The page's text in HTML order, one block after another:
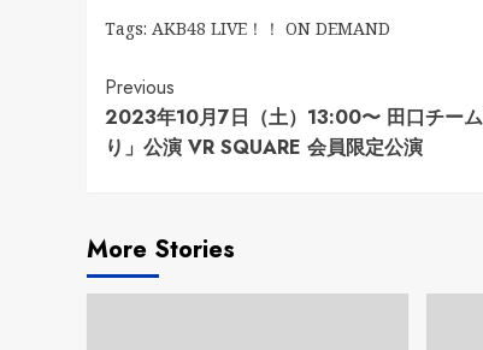
Tags: AKB48 LIVE！！ ON DEMAND
Continue
Reading
Previous
2023年10月7日（土）13:00〜 田口チー
り」公演 VR SQUARE 会員限定公演
More Stories